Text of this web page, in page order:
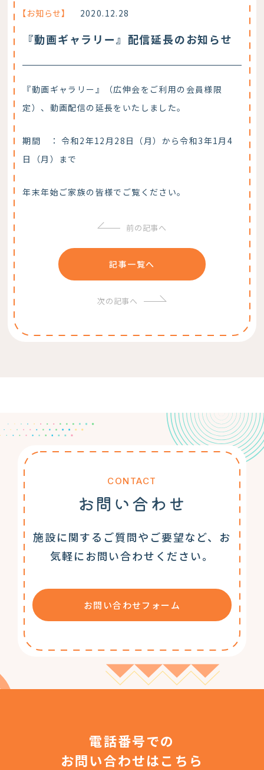
【お知らせ】 2020.12.28
『動画ギャラリー』配信延長のお知らせ
『動画ギャラリー』（広伸会をご利用の会員様限
定）、動画配信の延長をいたしました。
期間 ： 令和2年12月28日（月）から令和3年1月4
日（月）まで
年末年始ご家族の皆様でご覧ください。
前の記事へ
記事一覧へ
次の記事へ
CONTACT
お問い合わせ
施設に関するご質問やご要望など、お
気軽にお問い合わせください。
お問い合わせフォーム
電話番号での
お問い合わせはこちら